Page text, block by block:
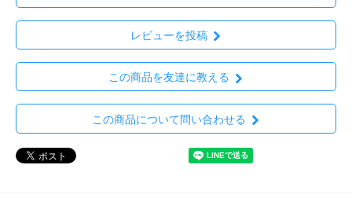
レビューを投稿
この商品を友達に教える
この商品について問い合わせる